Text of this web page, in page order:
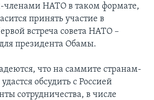
членами НАТО в таком формате,
принять участие в
встреча совета НАТО –
президента Обамы.
что на саммите странам-
обсудить с Россией
сотрудничества, в числе